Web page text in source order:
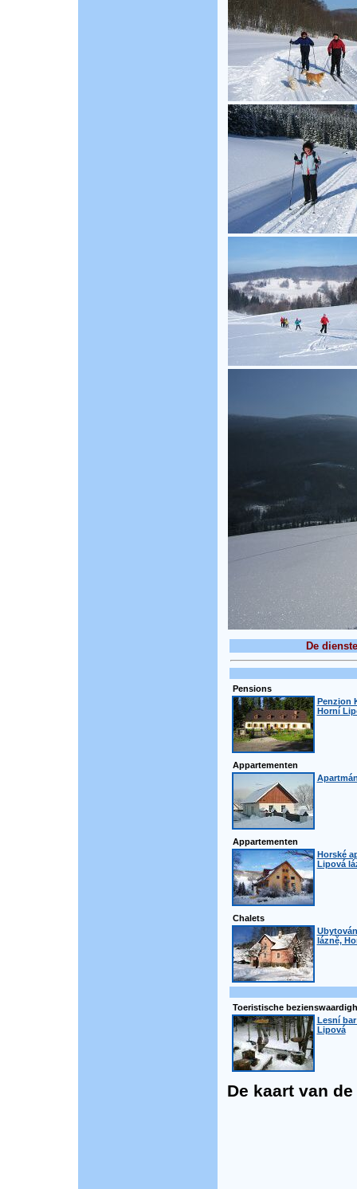
De
Pensions
Penzion
Horní
Appartementen
Appartementen
Horské
Lipová
Chalets
lázně,
Toeristische
Lesní
Lipová
De kaart van